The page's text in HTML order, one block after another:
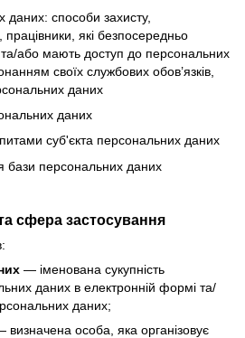
даних: способи захисту,
працівники, які безпосередньо
або мають доступ до персональних
своїх службових обов’язків,
даних
даних
суб'єкта персональних даних
бази персональних даних
сфера застосування
— іменована сукупність
даних в електронній формі та/
даних;
визначена особа, яка організовує